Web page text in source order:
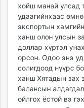
хойш манай улсад
удаагийнхаас
экспортын
ханш олон улсын
доллар хүртэл
орсон. Одоо энэ
солигдоод нүүрс
ханш Хятадын зах
балансын
ойлгох ёстой вэ